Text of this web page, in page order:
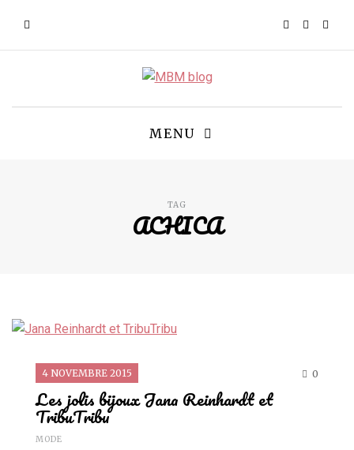
MENU
TAG
ACHICA
4 NOVEMBRE 2015 0
Les jolis bijoux Jana Reinhardt et
TribuTribu
MODE